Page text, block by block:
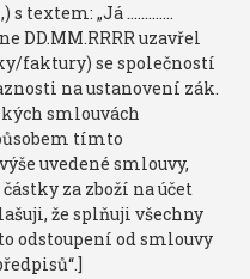
s textem: „Já ………….
DD.MM.RRRR uzavřel
faktury) se společností
na ustanovení zák.
smlouvách
tímto
uvedené smlouvy,
za zboží na účet
že splňuji všechny
odstoupení od smlouvy